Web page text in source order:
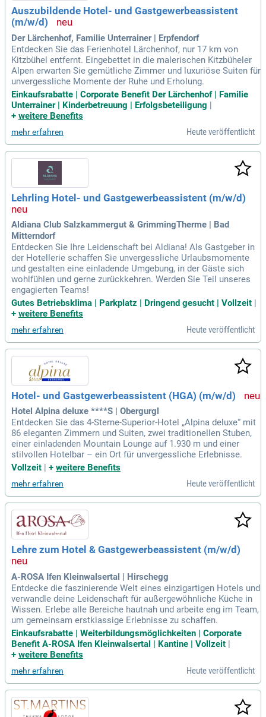
Auszubildende Hotel- und Gastgewerbeassistent
(m/w/d)
Der Lärchenhof, Familie Unterrainer | Erpfendorf
Entdecken Sie das Ferienhotel Lärchenhof, nur 17 km von
Kitzbühel entfernt. Eingebettet in die malerischen Kitzbüheler
Alpen erwarten Sie gemütliche Zimmer und luxuriöse Suiten für
unvergessliche Momente der Ruhe und Erholung.
Einkaufsrabatte | Corporate Benefit Der Lärchenhof | Familie
Unterrainer | Kinderbetreuung | Erfolgsbeteiligung |
+ weitere Benefits
mehr erfahren Heute veröffentlicht
Lehrling Hotel- und Gastgewerbeassistent (m/w/d)
Aldiana Club Salzkammergut & GrimmingTherme | Bad
Mitterndorf
Entdecken Sie Ihre Leidenschaft bei Aldiana! Als Gastgeber in
der Hotellerie schaffen Sie unvergessliche Urlaubsmomente
und gestalten eine einladende Umgebung, in der Gäste sich
wohlfühlen und gerne zurückkehren. Werden Sie Teil unseres
engagierten Teams!
Gutes Betriebsklima | Parkplatz | Dringend gesucht | Vollzeit |
+ weitere Benefits
mehr erfahren Heute veröffentlicht
Hotel- und Gastgewerbeassistent (HGA) (m/w/d)
Hotel Alpina deluxe ****S | Obergurgl
Entdecken Sie das 4-Sterne-Superior-Hotel „Alpina deluxe“ mit
86 eleganten Zimmern und Suiten, zwei traditionellen Stuben,
einer einladenden Mountain Lounge auf 1.930 m und einer
stilvollen Hotelbar – ein Ort für unvergessliche Erlebnisse.
Vollzeit
+ weitere Benefits
mehr erfahren Heute veröffentlicht
Lehre zum Hotel & Gastgewerbeassistent (m/w/d)
A-ROSA Ifen Kleinwalsertal | Hirschegg
Entdecke die faszinierende Welt eines einzigartigen Hotels und
verwandle deine Leidenschaft für außergewöhnliche Küche in
Wissen. Erlebe alle Bereiche hautnah und arbeite eng im Team,
um gemeinsam erstklassige Erlebnisse zu schaffen.
Einkaufsrabatte | Weiterbildungsmöglichkeiten | Corporate
Benefit A-ROSA Ifen Kleinwalsertal | Kantine | Vollzeit |
+ weitere Benefits
mehr erfahren Heute veröffentlicht